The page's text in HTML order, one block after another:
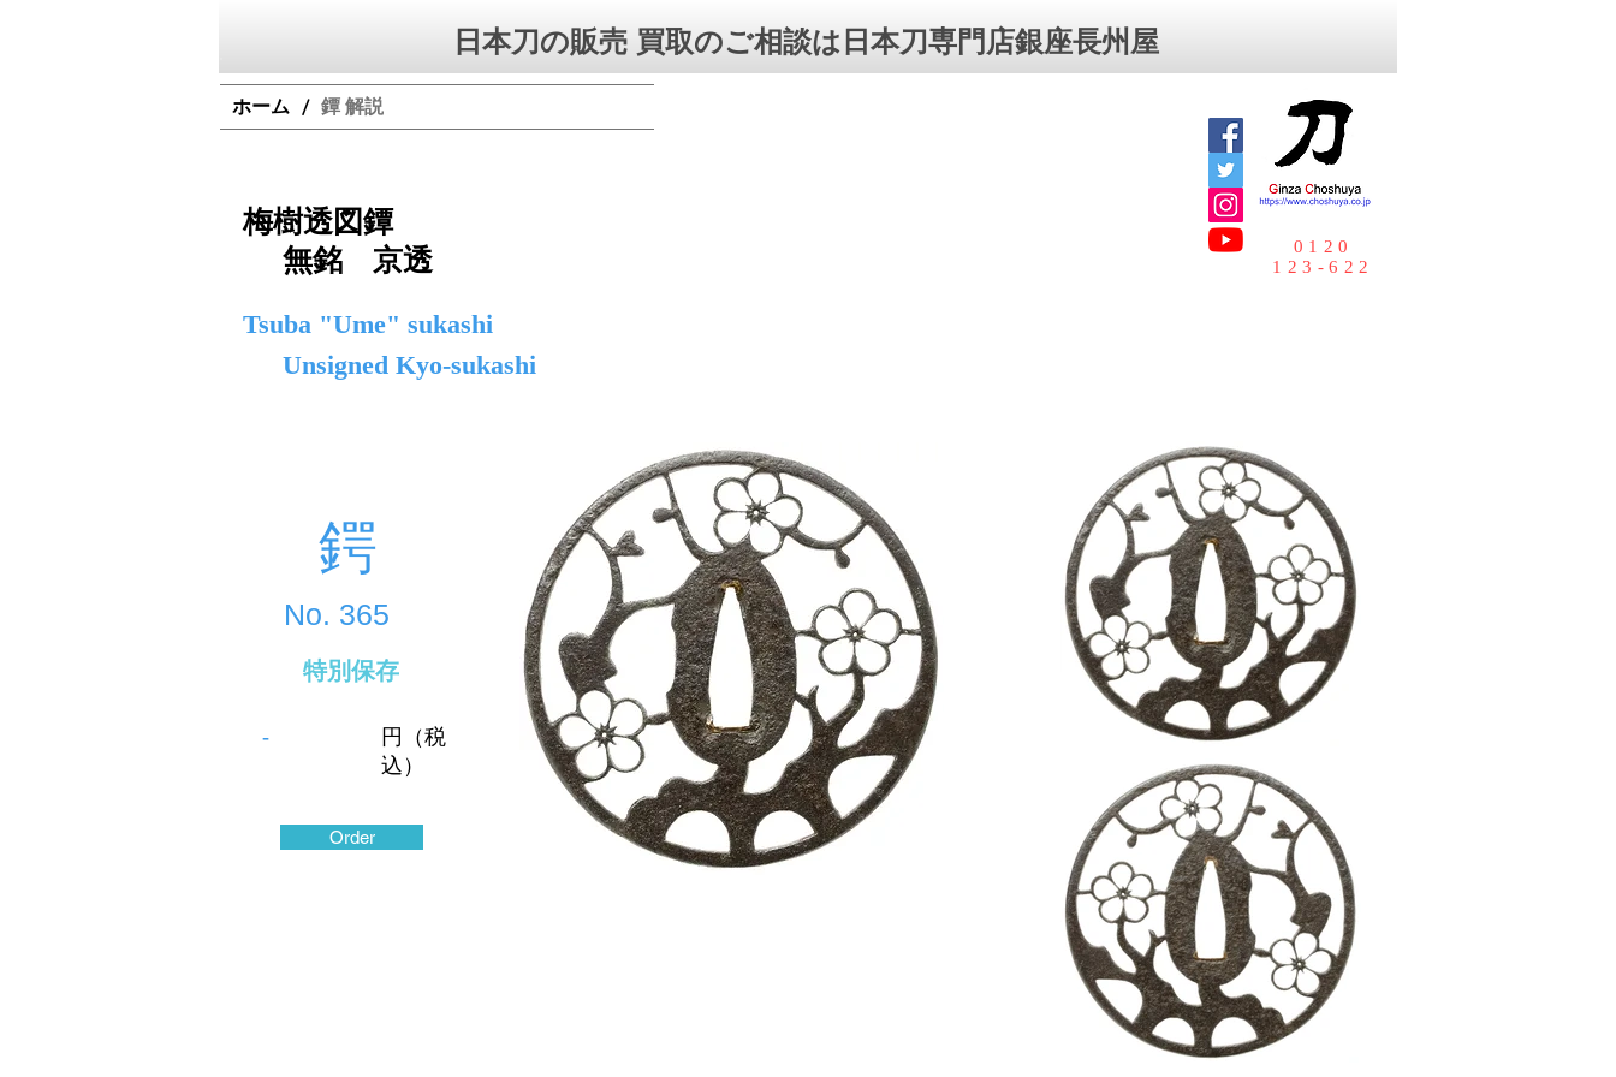
日本刀の販売 買取のご相談は日本刀専門店銀座⻑州屋
ホーム / 鐔 解説
梅樹透図鐔
無銘 京透
0120
123-622
Tsuba "Ume" sukashi
Unsigned Kyo-sukashi
鍔
No. 365
特別保存
-
円（税
込）
Order